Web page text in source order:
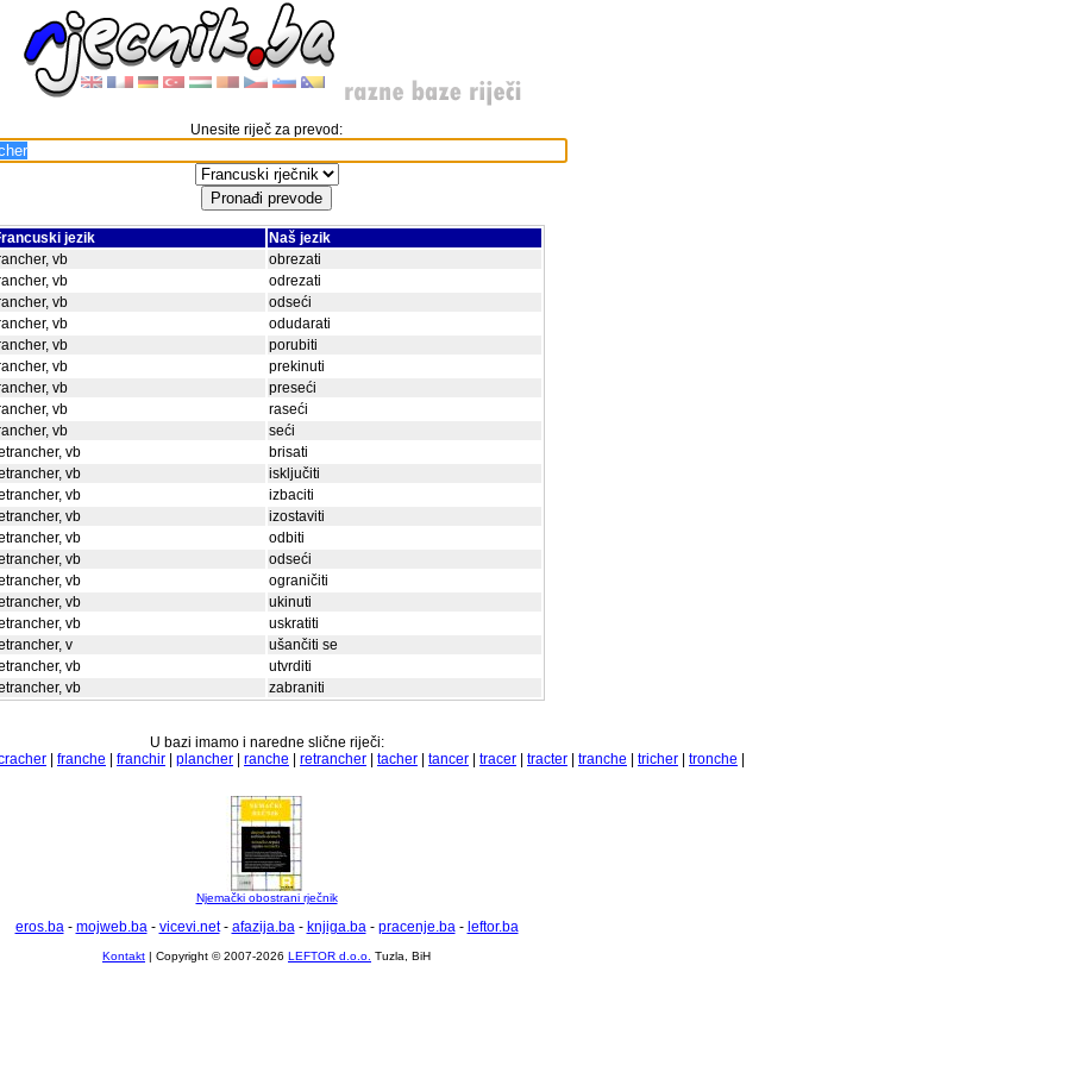
Unesite riječ za prevod:
jezik
Naš jezik
vb
obrezati
vb
odrezati
vb
odseći
vb
odudarati
vb
porubiti
vb
prekinuti
vb
preseći
vb
raseći
vb
seći
vb
brisati
vb
isključiti
vb
izbaciti
vb
izostaviti
vb
odbiti
vb
odseći
vb
ograničiti
vb
ukinuti
vb
uskratiti
v
ušančiti se
vb
utvrditi
vb
zabraniti
U bazi imamo i naredne slične riječi:
franche franchir plancher ranche retrancher tacher tancer tracer tracter tranche tricher tronche
Njemački obostrani rječnik
eros.ba- mojweb.ba- vicevi.net- afazija.ba- knjiga.ba- pracenje.ba- leftor.ba
Kontakt | Copyright © 2007-2026 LEFTOR d.o.o. Tuzla, BiH